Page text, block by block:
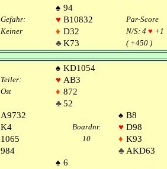
♠ 94
Gefahr: ♥ B10832
Par-Score
Keiner
♦ D32 N/S: 4 ♥ +1
♣K73 ( +450 )
♠ KD1054
Teiler: ♥ AB3
Ost ♦ 872
♣52
A9732 ♠ B8
K4 Boardnr. ♥ D98
1065 10 ♦ K93
984 ♣ AKD63
♠ 6